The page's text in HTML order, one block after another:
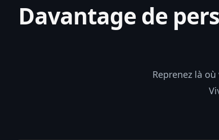
Davantage de
Reprenez là